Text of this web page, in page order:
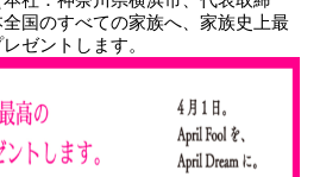
国のすべての家族へ、家族史上最
ゼントします。